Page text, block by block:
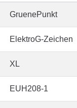
GruenePunkt
ElektroG-Zeichen
XL
EUH208-1